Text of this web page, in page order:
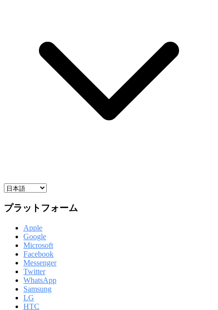
プラットフォーム
Apple
Google
Microsoft
Facebook
Messenger
Twitter
WhatsApp
Samsung
LG
HTC